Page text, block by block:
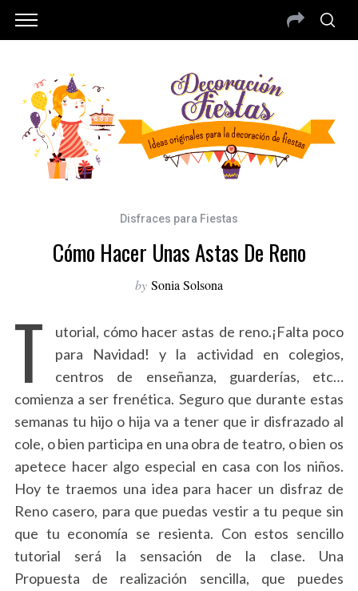
Disfraces para Fiestas
Cómo Hacer Unas Astas De Reno
by Sonia Solsona
T
utorial, cómo hacer astas de reno.¡Falta poco
para Navidad! y la actividad en colegios,
centros de enseñanza, guarderías, etc…
comienza a ser frenética. Seguro que durante estas
semanas tu hijo o hija va a tener que ir disfrazado al
cole, o bien participa en una obra de teatro, o bien os
apetece hacer algo especial en casa con los niños.
Hoy te traemos una idea para hacer un disfraz de
Reno casero, para que puedas vestir a tu peque sin
que tu economía se resienta. Con estos sencillo
tutorial será la sensación de la clase. Una
Propuesta de realización sencilla, que puedes